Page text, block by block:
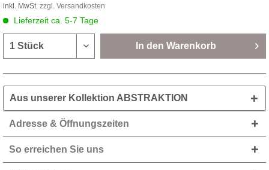
inkl. MwSt. zzgl. Versandkosten
Lieferzeit ca. 5-7 Tage
In den Warenkorb
Aus unserer Kollektion ABSTRAKTION
Adresse & Öffnungszeiten
So erreichen Sie uns